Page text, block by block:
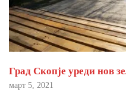
Град Скопје уреди нов
март 5, 2021